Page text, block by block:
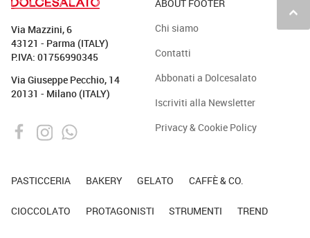
keyboard_arrow_up
Via Mazzini, 6
43121 - Parma (ITALY)
P.IVA: 01756990345
Via Giuseppe Pecchio, 14
20131 - Milano (ITALY)
ABOUT FOOTER
Chi siamo
Contatti
Abbonati a Dolcesalato
Iscriviti alla Newsletter
Privacy & Cookie Policy
PASTICCERIA BAKERY GELATO CAFFÈ & CO.
CIOCCOLATO PROTAGONISTI STRUMENTI TREND